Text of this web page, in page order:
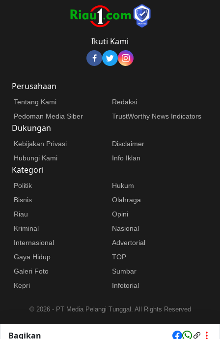
Bagikan
Ikuti Kami
Perusahaan
Tentang Kami
Redaksi
Pedoman Media Siber
TrustWorthy News Indicators
Dukungan
Kebijakan Privasi
Disclaimer
Hubungi Kami
Info Iklan
Kategori
Politik
Hukum
Bisnis
Olahraga
Riau
Opini
Kriminal
Nasional
Internasional
Advertorial
Gaya Hidup
TOP
Galeri Foto
Sumbar
Kepri
Infotorial
© 2026 - PT Media Pelangi Tunggal. All Rights Reserved